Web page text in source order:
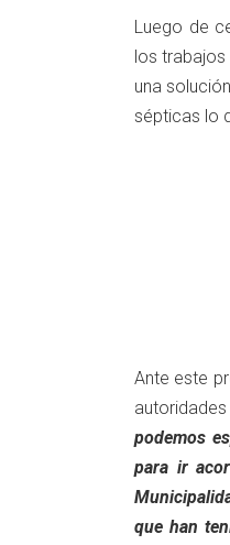
Luego de
los trabajos
una
sépticas lo
Ante este
podemos
para ir
que han